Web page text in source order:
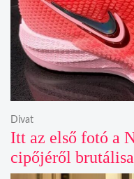
Itt az első fotó a
cipőjéről
Divat